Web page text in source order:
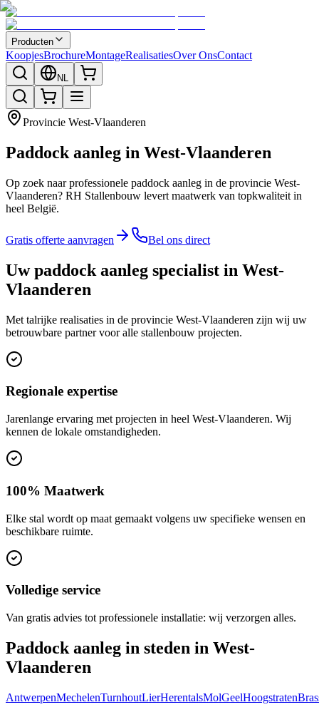
Producten
KoopjesBrochureMontageRealisatiesOver OnsContact
NL
Provincie West-Vlaanderen
Paddock aanleg in West-Vlaanderen
Op zoek naar professionele paddock aanleg in de provincie West-
Vlaanderen? RH Stallenbouw levert maatwerk van topkwaliteit in
heel België.
Gratis offerte aanvragen Bel ons direct
Uw paddock aanleg specialist in West-
Vlaanderen
Met talrijke realisaties in de provincie West-Vlaanderen zijn wij uw
betrouwbare partner voor alle stallenbouw projecten.
Regionale expertise
Jarenlange ervaring met projecten in heel West-Vlaanderen. Wij
kennen de lokale omstandigheden.
100% Maatwerk
Elke stal wordt op maat gemaakt volgens uw specifieke wensen en
beschikbare ruimte.
Volledige service
Van gratis advies tot professionele installatie: wij verzorgen alles.
Paddock aanleg in steden in West-
Vlaanderen
AntwerpenMechelenTurnhoutLierHerentalsMolGeelHoogstraten